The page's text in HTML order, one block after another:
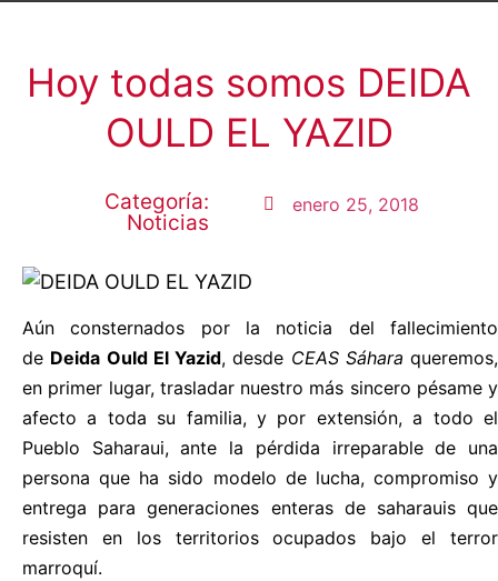
Hoy todas somos DEIDA
OULD EL YAZID
Categoría:
Noticias
enero 25, 2018
Aún consternados por la noticia del fallecimiento
de Deida Ould El Yazid, desde CEAS Sáhara queremos,
en primer lugar, trasladar nuestro más sincero pésame y
afecto a toda su familia, y por extensión, a todo el
Pueblo Saharaui, ante la pérdida irreparable de una
persona que ha sido modelo de lucha, compromiso y
entrega para generaciones enteras de saharauis que
resisten en los territorios ocupados bajo el terror
marroquí.